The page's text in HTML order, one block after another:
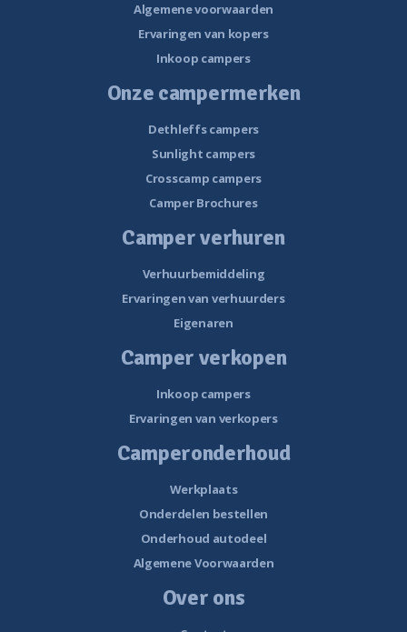
Algemene voorwaarden
Ervaringen van kopers
Inkoop campers
Onze campermerken
Dethleffs campers
Sunlight campers
Crosscamp campers
Camper Brochures
Camper verhuren
Verhuurbemiddeling
Ervaringen van verhuurders
Eigenaren
Camper verkopen
Inkoop campers
Ervaringen van verkopers
Camperonderhoud
Werkplaats
Onderdelen bestellen
Onderhoud autodeel
Algemene Voorwaarden
Over ons